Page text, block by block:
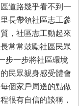
道路幾乎看不到一
長帶領社區志工參
，社區志工動起來
常常鼓勵社區民眾
步一步將社區環境
民眾親身感受體會
個家戶周邊的點做
很有自信的談稱，